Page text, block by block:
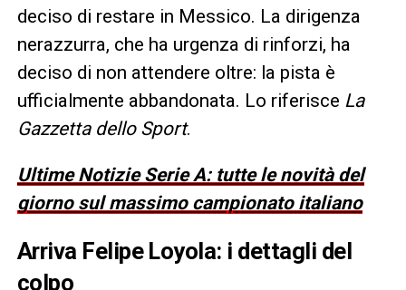
deciso di restare in Messico. La dirigenza
nerazzurra, che ha urgenza di rinforzi, ha
deciso di non attendere oltre: la pista è
ufficialmente abbandonata. Lo riferisce La
Gazzetta dello Sport.
Ultime Notizie Serie A: tutte le novità del
giorno sul massimo campionato italiano
Arriva Felipe Loyola: i dettagli del
colpo